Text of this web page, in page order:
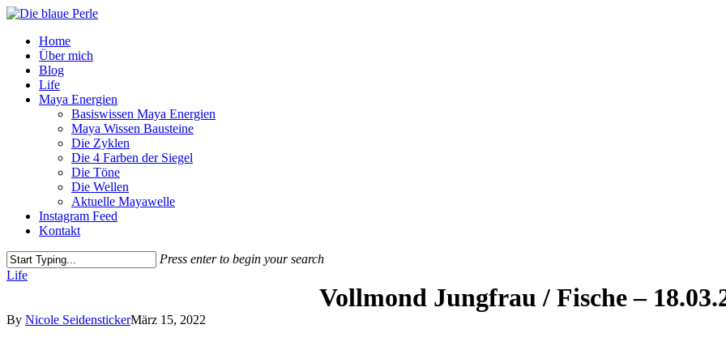
Skip
main
content
Menu
Home
Über mich
Blog
Life
Maya Energien
Basiswissen Maya Energien
Maya Wissen Bausteine
Die Zyklen
Die 4 Farben der Siegel
Die Töne
Die Wellen
Aktuelle Mayawelle
Instagram Feed
Kontakt
Press enter to begin your search
Close
Life
Vollmond Jungfrau / Fische –
By Nicole SeidenstickerMärz 15, 2022